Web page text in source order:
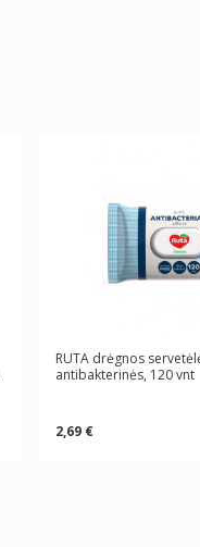
RUTA drėgnos
antibakterinės, 120 vnt
2,69 €